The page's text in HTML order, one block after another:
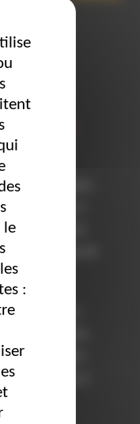
sont
pas à
à tout
la capacité
une différence
d’embauche
de mettre
face à un
le
: